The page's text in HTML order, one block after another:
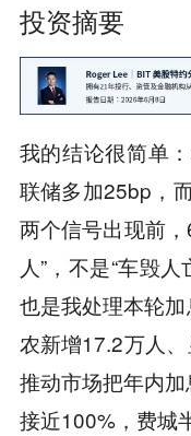
投资摘要
我的结论很简单
联储多加25bp，
两个信号出现前
人”，不是“车毁
也是我处理本轮
农新增17.2万人
推动市场把年内
接近100%，费城